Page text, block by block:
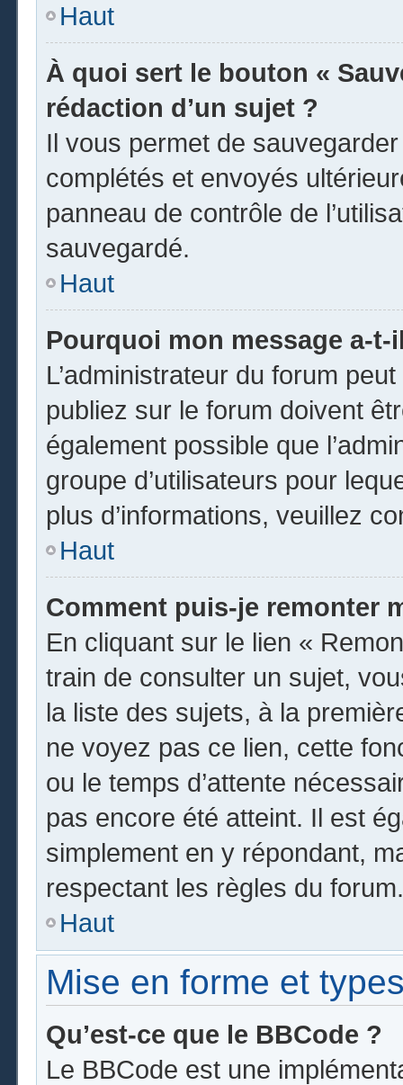
Haut
À quoi sert le bouton «
rédaction d’un sujet ?
Il vous permet de
complétés et envoyés
panneau de contrôle de
sauvegardé.
Haut
Pourquoi mon message a-
L’administrateur du forum
publiez sur le forum doivent
également possible que
groupe d’utilisateurs pour
plus d’informations, veuillez
Haut
Comment puis-je remonter
En cliquant sur le lien «
train de consulter un sujet,
la liste des sujets, à la
ne voyez pas ce lien, cette
ou le temps d’attente
pas encore été atteint. Il est
simplement en y répondant,
respectant les règles du forum.
Haut
Mise en forme et
Qu’est-ce que le BBCode ?
Le BBCode est une